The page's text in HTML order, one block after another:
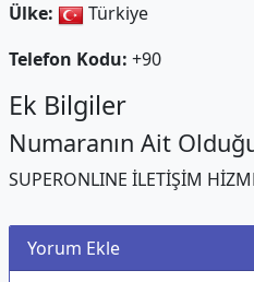
Ülke:
Türkiye
Telefon Kodu: +90
Ek Bilgiler
Numaranın Ait
SUPERONLINE İLETİŞİM
Yorum Ekle